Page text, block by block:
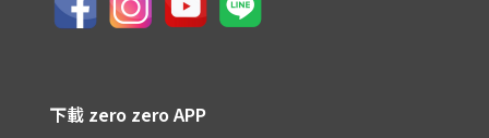
下載 zero zero APP